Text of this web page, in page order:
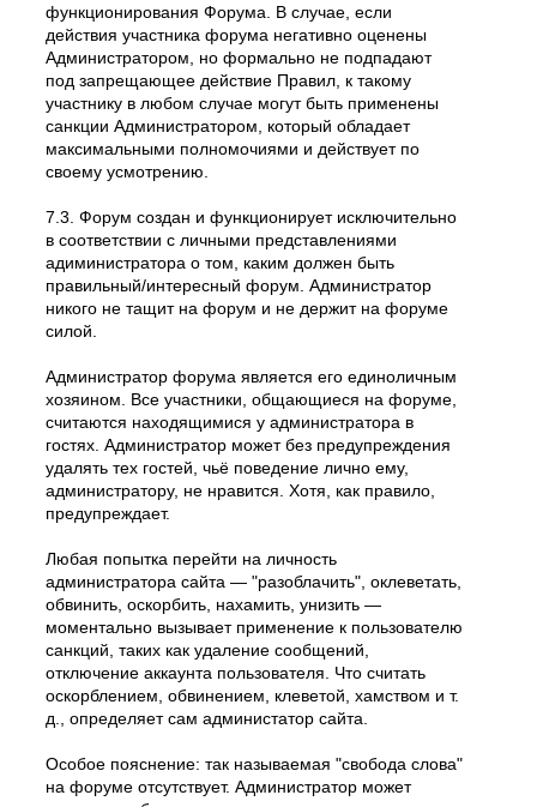
функционирования Форума. В случае, если
действия участника форума негативно оценены
Администратором, но формально не подпадают
под запрещающее действие Правил, к такому
участнику в любом случае могут быть применены
санкции Администратором, который обладает
максимальными полномочиями и действует по
своему усмотрению.
7.3. Форум создан и функционирует исключительно
в соответствии с личными представлениями
адиминистратора о том, каким должен быть
правильный/интересный форум. Администратор
никого не тащит на форум и не держит на форуме
силой.
Администратор форума является его единоличным
хозяином. Все участники, общающиеся на форуме,
считаются находящимися у администратора в
гостях. Администратор может без предупреждения
удалять тех гостей, чьё поведение лично ему,
администратору, не нравится. Хотя, как правило,
предупреждает.
Любая попытка перейти на личность
администратора сайта — "разоблачить", оклеветать,
обвинить, оскорбить, нахамить, унизить —
моментально вызывает применение к пользователю
санкций, таких как удаление сообщений,
отключение аккаунта пользователя. Что считать
оскорблением, обвинением, клеветой, хамством и т.
д., определяет сам администатор сайта.
Особое пояснение: так называемая "свобода слова"
на форуме отсутствует. Администратор может